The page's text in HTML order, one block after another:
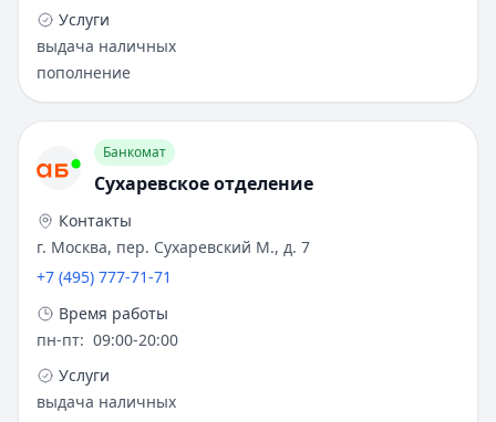
Услуги
выдача наличных
пополнение
Банкомат
Сухаревское отделение
Контакты
г. Москва, пер. Сухаревский М., д. 7
+7 (495) 777-71-71
Время работы
пн-пт: 09:00-20:00
Услуги
выдача наличных